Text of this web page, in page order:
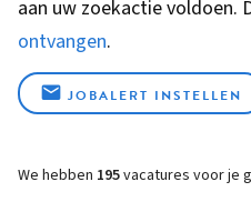
aan uw zoekactie voldoen.
ontvangen.
JOBALERT INSTELLEN
We hebben 195vacatures voor je